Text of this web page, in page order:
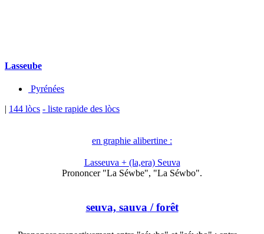
Lasseube
Pyrénées
| 144 lòcs - liste rapide des lòcs
en graphie alibertine :
Lasseuva + (la,era) Seuva
Prononcer "La Séwbe", "La Séwbo".
seuva, sauva / forêt